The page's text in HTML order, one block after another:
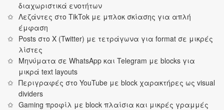
διαχωριστικά ενοτήτων
Λεζάντες στο TikTok με μπλοκ σκίασης για απλή
έμφαση
Posts στο X (Twitter) με τετράγωνα για format σε μικρές
λίστες
Μηνύματα σε WhatsApp και Telegram με blocks για
μικρά text layouts
Περιγραφές στο YouTube με block χαρακτήρες ως visual
dividers
Gaming προφίλ με block πλαίσια και μικρές γραμμές